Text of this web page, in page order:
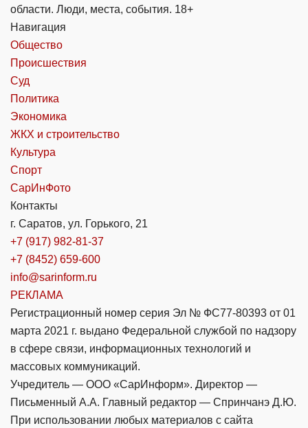
области. Люди, места, события. 18+
Навигация
Общество
Происшествия
Суд
Политика
Экономика
ЖКХ и строительство
Культура
Спорт
СарИнФото
Контакты
г. Саратов, ул. Горького, 21
+7 (917) 982-81-37
+7 (8452) 659-600
info@sarinform.ru
РЕКЛАМА
Регистрационный номер серия Эл № ФС77-80393 от 01
марта 2021 г. выдано Федеральной службой по надзору
в сфере связи, информационных технологий и
массовых коммуникаций.
Учредитель — ООО «СарИнформ». Директор —
Письменный А.А. Главный редактор — Спринчанэ Д.Ю.
При использовании любых материалов с сайта